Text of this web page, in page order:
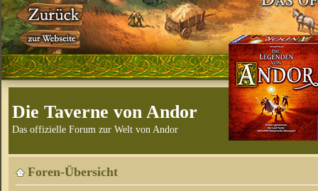
Die Taverne von Andor
Das offizielle Forum zur Welt von Andor
Foren-Übersicht